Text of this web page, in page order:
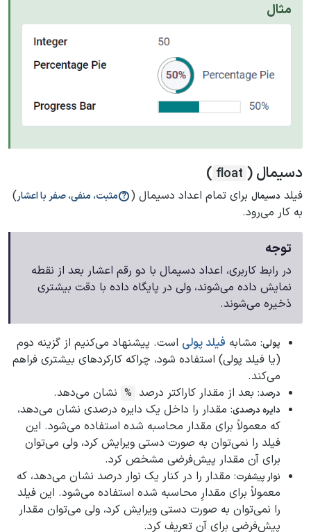
مثال
دسیمال ( float
)
فیلد دسیمال برای تمام اعداد دسیمال ( مثبت، منفی، صفر با اعشار)
به کار می‌رود.
توجه
در رابط کاربری، اعداد دسیمال با دو رقم اعشار بعد از نقطه
نمایش داده می‌شوند، ولی در پایگاه داده با دقت بیشتری
ذخیره می‌شوند.
پولی: مشابه فیلد پولی است. پیشنهاد می‌کنیم از گزینه دوم
(یا فیلد پولی) استفاده شود، چراکه کارکردهای بیشتری فراهم
می‌کند.
درصد: بعد از مقدار کاراکتر درصد % نشان می‌دهد.
دایره درصدی: مقدار را داخل یک دایره درصدی نشان می‌دهد،
که معمولاً برای مقدار محاسبه شده استفاده می‌شود. این
فیلد را نمی‌توان به صورت دستی ویرایش کرد، ولی می‌توان
برای آن مقدار پیش‌فرضی مشخص کرد.
نوار پیشفرت: مقدار را در کنار یک نوار درصد نشان می‌دهد، که
معمولاً برای مقدارِ محاسبه شده استفاده می‌شود. این فیلد
را نمی‌توان به صورت دستی ویرایش کرد، ولی می‌توان مقدار
پیش‌فرضی برای آن تعریف کرد.